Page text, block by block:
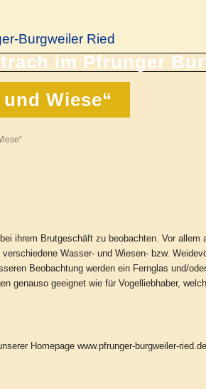
Burgweiler Ried
Wiese“
ihrem Brutgeschäft zu beobachten. Vor allem
Wasser- und Wiesen- bzw.
Beobachtung werden ein Fernglas und/
genauso geeignet wie für Vogelliebhaber,
Homepage www.pfrunger-burgweiler-ried.de